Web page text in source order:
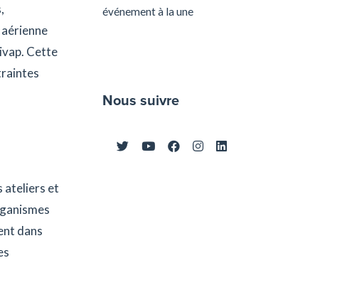
Cette
ateliers et
dans
événement à la une
Nous suivre